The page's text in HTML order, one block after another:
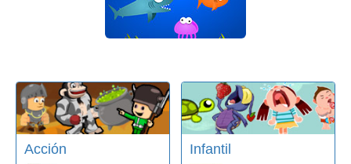
Acción Infantil